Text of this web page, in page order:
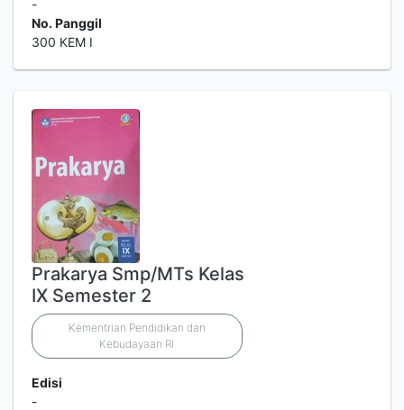
-
No. Panggil
300 KEM I
Prakarya Smp/MTs Kelas
IX Semester 2
Kementrian Pendidikan dan
Kebudayaan RI
Edisi
-